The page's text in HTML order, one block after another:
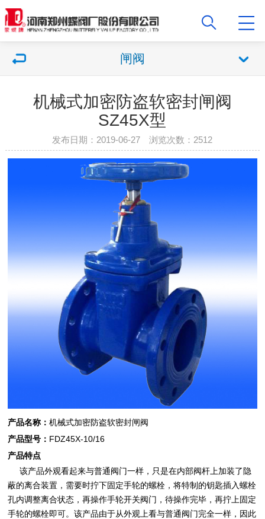
闸阀
机械式加密防盗软密封闸阀
SZ45X型
发布日期：2019-06-27 浏览次数：2512
产品名称：机械式加密防盗软密封闸阀
产品型号： FDZ45X-10/16
产品特点
该产品外观看起来与普通阀门一样，只是在内部阀杆上加装了隐
蔽的离合装置，需要时拧下固定手轮的螺栓，将特制的钥匙插入螺栓
孔内调整离合状态，再操作手轮开关阀门，待操作完毕，再拧上固定
手轮的螺栓即可。该产品由于从外观上看与普通阀门完全一样，因此